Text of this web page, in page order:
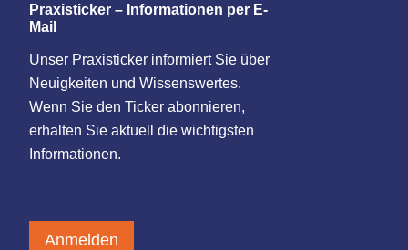
Praxisticker – Informationen per E-
Mail
Unser Praxisticker informiert Sie über
Neuigkeiten und Wissenswertes.
Wenn Sie den Ticker abonnieren,
erhalten Sie aktuell die wichtigsten
Informationen.
Anmelden